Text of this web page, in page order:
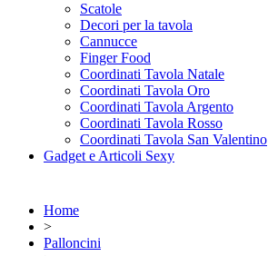
Scatole
Decori per la tavola
Cannucce
Finger Food
Coordinati Tavola Natale
Coordinati Tavola Oro
Coordinati Tavola Argento
Coordinati Tavola Rosso
Coordinati Tavola San Valentino
Gadget e Articoli Sexy
Home
>
Palloncini